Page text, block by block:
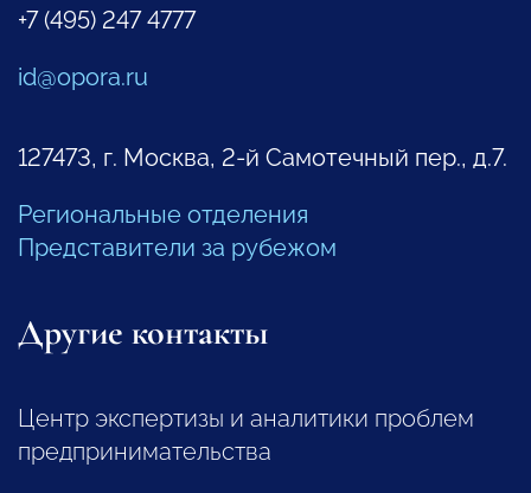
+7 (495) 247 4777
id@opora.ru
127473, г. Москва, 2-й Самотечный пер., д.7.
Региональные отделения
Представители за рубежом
Другие контакты
Центр экспертизы и аналитики проблем
предпринимательства